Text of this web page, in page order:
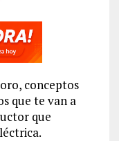
conceptos
que te van a
que